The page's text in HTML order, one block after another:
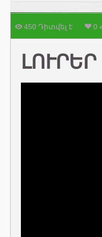
450 Դիտվել է 0
ԼՈՒՐԵՐ